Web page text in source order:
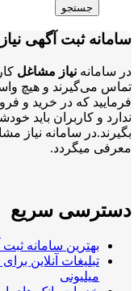
جستجو
سامانه ثبت آگهی
در سامانه نیاز مشاغل
تماس می‌گیرند و هیچ
فرمایید که در خرید و
ندارد و کاربران باید
بگیرند.در سامانه نیاز
معرفی میگردد.
دسترسی سریع
بهترین سامانه
تبلیغات آنلاین
میلیونی